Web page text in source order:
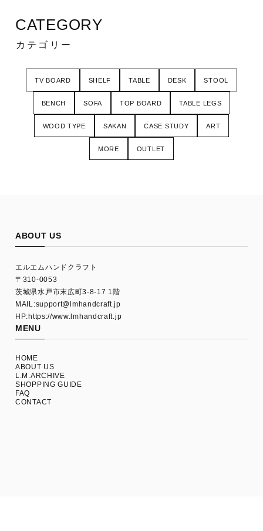
CATEGORY
カテゴリー
TV BOARD SHELF TABLE DESK STOOL
BENCH SOFA TOP BOARD TABLE LEGS
WOOD TYPE SAKAN CASE STUDY ART
MORE OUTLET
ABOUT US
エルエムハンドクラフト
〒310-0053
茨城県水戸市末広町3-8-17 1階
MAIL:support@lmhandcraft.jp
HP:https://www.lmhandcraft.jp
MENU
HOME
ABOUT US
L.M.ARCHIVE
SHOPPING GUIDE
FAQ
CONTACT